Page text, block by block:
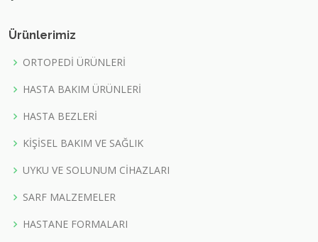
Ürünlerimiz
ORTOPEDİ ÜRÜNLERİ
HASTA BAKIM ÜRÜNLERİ
HASTA BEZLERİ
KİŞİSEL BAKIM VE SAĞLIK
UYKU VE SOLUNUM CİHAZLARI
SARF MALZEMELER
HASTANE FORMALARI